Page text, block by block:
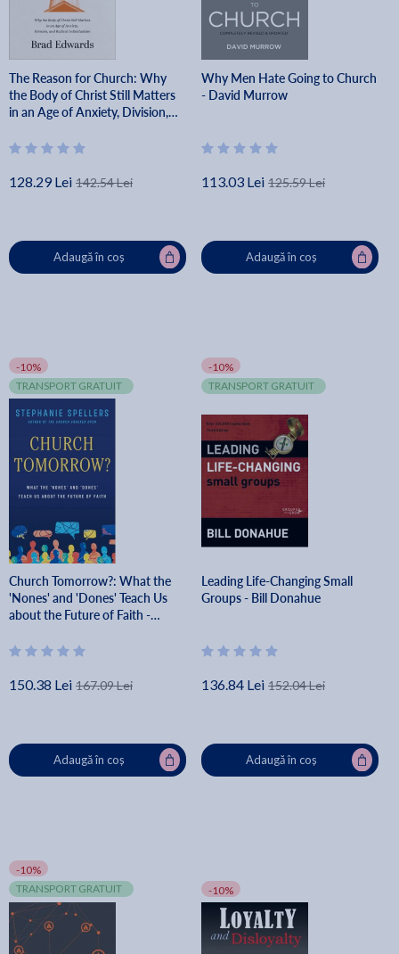
The Reason for Church: Why
the Body of Christ Still Matters
in an Age of Anxiety, Division,
Edwards
128.29 Lei 142.54 Lei
Adaugă în coș
Why Men Hate Going to Church
- David Murrow
113.03 Lei 125.59 Lei
Adaugă în coș
-10%
TRANSPORT GRATUIT
Church Tomorrow?: What the
'Nones' and 'Dones' Teach Us
about the Future of Faith -
150.38 Lei 167.09 Lei
Adaugă în coș
-10%
TRANSPORT GRATUIT
Leading Life-Changing Small
Groups - Bill Donahue
136.84 Lei 152.04 Lei
Adaugă în coș
-10%
TRANSPORT GRATUIT
-10%